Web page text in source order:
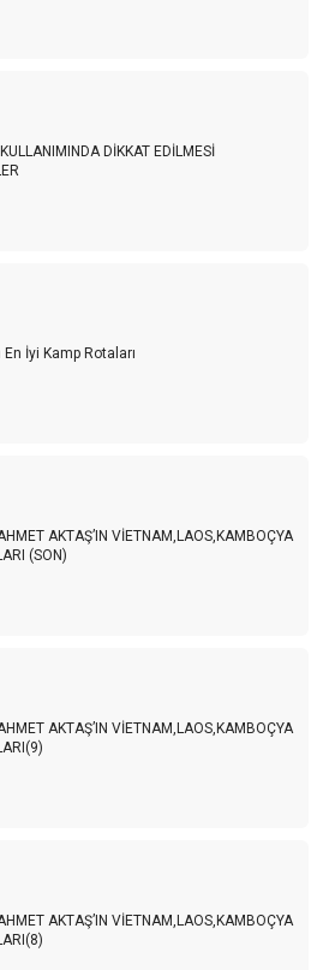
DİKKAT EDİLMESİ
En İyi Kamp Rotaları
AKTAŞ’IN VİETNAM,LAOS,KAMBOÇYA
(SON)
AKTAŞ’IN VİETNAM,LAOS,KAMBOÇYA
AKTAŞ’IN VİETNAM,LAOS,KAMBOÇYA